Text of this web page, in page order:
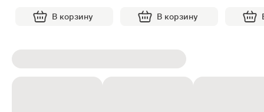
В корзину В корзину